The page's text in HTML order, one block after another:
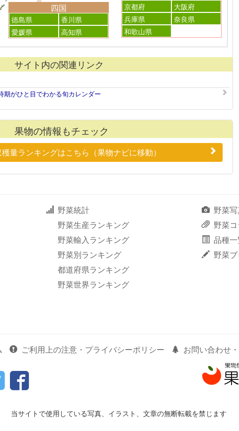
京都府
大阪府
兵庫県
奈良県
和歌山県
四国
徳島県
香川県
愛媛県
高知県
サイト内の関連リンク
期がひと目でわかる旬カレンダー
果物の情報もチェック
量ランキングはこちら（果物ナビに移動）
野菜統計
野菜生産ランキング
野菜輸入ランキング
野菜別ランキング
都道府県ランキング
野菜世界ランキング
野菜
野菜
品種
野菜
ご利用上の注意・プライバシーポリシー お問い合わせ
当サイトで使用している写真、イラスト、文章の無断転載を禁じます